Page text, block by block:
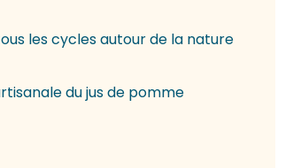
les cycles autour de la nature
du jus de pomme